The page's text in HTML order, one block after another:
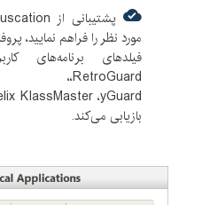
مورد نظر را فراهم نمایید،
،RetroGuard،
بازیابی می‌کند.